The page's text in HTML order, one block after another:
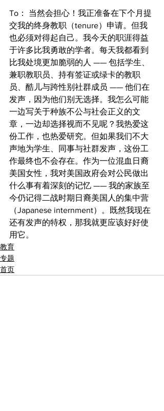
To： 当然会担心！我正准备在下个月提
交我的终身教职（tenure）申请。但我
也必须对得起自己。我今天的职涯得益
于许多比我勇敢的学者。每天我都看到
比我处境更加脆弱的人 —— 包括学生、
兼职教职员、持有签证或绿卡的教职
员、酷儿与跨性别社群成员 —— 他们在
发声，因为他们别无选择。我怎么可能
一边写关于种族不公与社会正义的文
章，一边却选择视而不见呢？我热爱这
份工作，也热爱研究。但如果我们不大
声地为学生、同事与社群发声，这份工
作最终也不会存在。作为一位混血日裔
美国女性，我对美国政府会对公民做出
什么事有着深刻的记忆 —— 我的家族至
今仍记得二战时期日裔美国人的集中营
（Japanese internment）。既然我现在
还有发声的特权，那我就更应该好好使
用它。
教育
专题
首页